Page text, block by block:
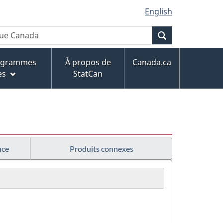
English
À propos de
StatCan
Canada.ca
Produits connexes